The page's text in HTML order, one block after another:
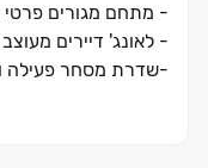
‏- מתחם מגורים
‏- לאונג' דיירים
‏-שדרת מסחר פעילה